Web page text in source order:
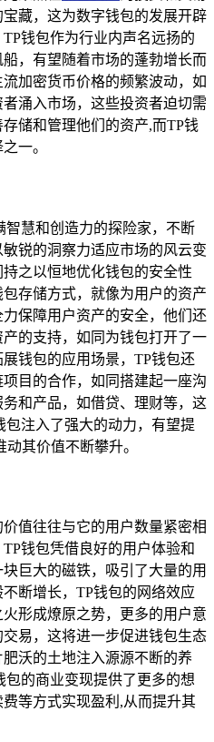
藏，这为数字钱包的发展开辟
钱包作为行业内声名远扬的
，有望随着市场的蓬勃增长而
加密货币价格的频繁波动，如
涌入市场，这些投资者迫切需
储和管理他们的资产,而TP钱
一。
智慧和创造力的探险家，不断
锐的洞察力适应市场的风云变
之以恒地优化钱包的安全性
存储方式，就像为用户的资产
保障用户资产的安全，他们还
的支持，如同为钱包打开了一
钱包的应用场景，TP钱包还
目的合作，如同搭建起一座沟
和产品，如借贷、理财等，这
注入了强大的动力，有望提
其价值不断攀升。
值往往与它的用户数量紧密相
钱包凭借良好的用户体验和
巨大的磁铁，吸引了大量的用
断增长，TP钱包的网络效应
形成燎原之势，更多的用户意
易，这将进一步促进钱包生态
沃的土地注入源源不断的养
包的商业变现提供了更多的想
等方式实现盈利,从而提升其